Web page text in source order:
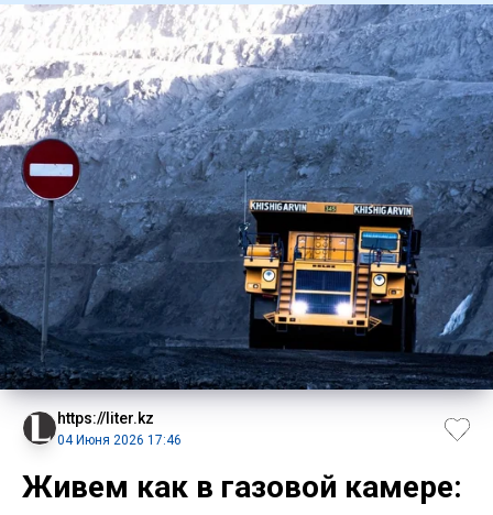
https://liter.kz
04 Июня 2026 17:46
Живем как в газовой камере: